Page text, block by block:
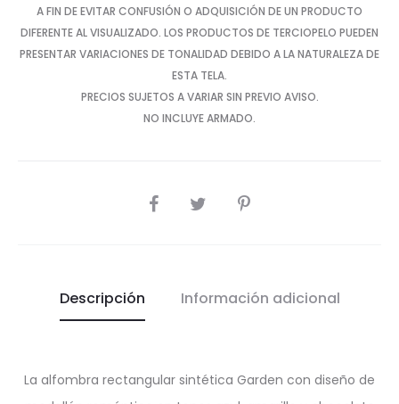
A FIN DE EVITAR CONFUSIÓN O ADQUISICIÓN DE UN PRODUCTO
DIFERENTE AL VISUALIZADO. LOS PRODUCTOS DE TERCIOPELO PUEDEN
PRESENTAR VARIACIONES DE TONALIDAD DEBIDO A LA NATURALEZA DE
ESTA TELA.
PRECIOS SUJETOS A VARIAR SIN PREVIO AVISO.
NO INCLUYE ARMADO.
SHARE
Descripción Información adicional
La alfombra rectangular sintética Garden con diseño de